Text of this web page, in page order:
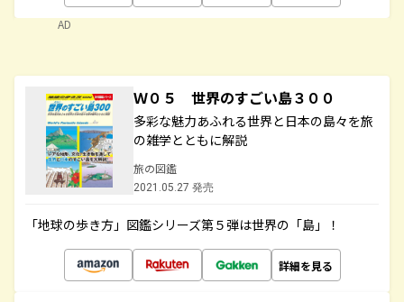
AD
Ｗ０５ 世界のすごい島３００
多彩な魅力あふれる世界と日本の島々を旅
の雑学とともに解説
旅の図鑑
2021.05.27 発売
「地球の歩き方」図鑑シリーズ第５弾は世界の「島」！
詳細を見る